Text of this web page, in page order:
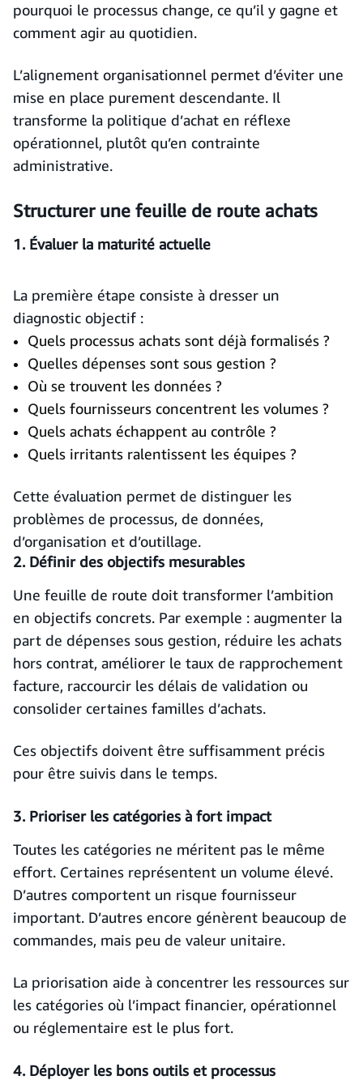
pourquoi le processus change, ce qu’il y gagne et
comment agir au quotidien.
L’alignement organisationnel permet d’éviter une
mise en place purement descendante. Il
transforme la politique d’achat en réflexe
opérationnel, plutôt qu’en contrainte
administrative.
Structurer une feuille de route achats
1. Évaluer la maturité actuelle
La première étape consiste à dresser un
diagnostic objectif :
Quels processus achats sont déjà formalisés ?
Quelles dépenses sont sous gestion ?
Où se trouvent les données ?
Quels fournisseurs concentrent les volumes ?
Quels achats échappent au contrôle ?
Quels irritants ralentissent les équipes ?
Cette évaluation permet de distinguer les
problèmes de processus, de données,
d’organisation et d’outillage.
2. Définir des objectifs mesurables
Une feuille de route doit transformer l’ambition
en objectifs concrets. Par exemple : augmenter la
part de dépenses sous gestion, réduire les achats
hors contrat, améliorer le taux de rapprochement
facture, raccourcir les délais de validation ou
consolider certaines familles d’achats.
Ces objectifs doivent être suffisamment précis
pour être suivis dans le temps.
3. Prioriser les catégories à fort impact
Toutes les catégories ne méritent pas le même
effort. Certaines représentent un volume élevé.
D’autres comportent un risque fournisseur
important. D’autres encore génèrent beaucoup de
commandes, mais peu de valeur unitaire.
La priorisation aide à concentrer les ressources sur
les catégories où l’impact financier, opérationnel
ou réglementaire est le plus fort.
4. Déployer les bons outils et processus